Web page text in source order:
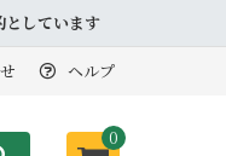
しています
ヘルプ
0